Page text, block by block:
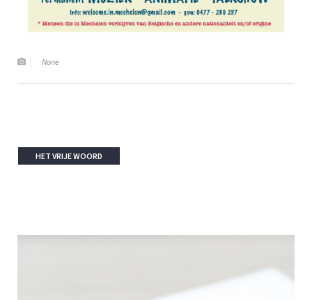
None
HET VRIJE WOORD